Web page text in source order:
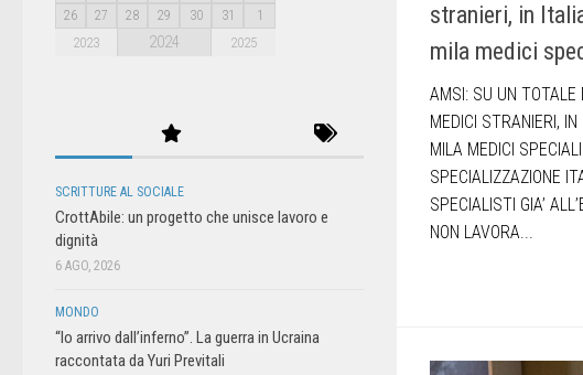
stranieri, in
mila medici
AMSI: SU UN
MEDICI STRANIERI,
MILA MEDICI
SPECIALIZZAZIONE
SPECIALISTI GIA’
NON LAVORA...
26
27 28 29 30 31 1
2023 2024 2025
SCRITTURE AL SOCIALE
CrottAbile: un progetto che unisce lavoro e
dignità
6 AGO, 2026
MONDO
“Io arrivo dall’inferno”. La guerra in Ucraina
raccontata da Yuri Previtali